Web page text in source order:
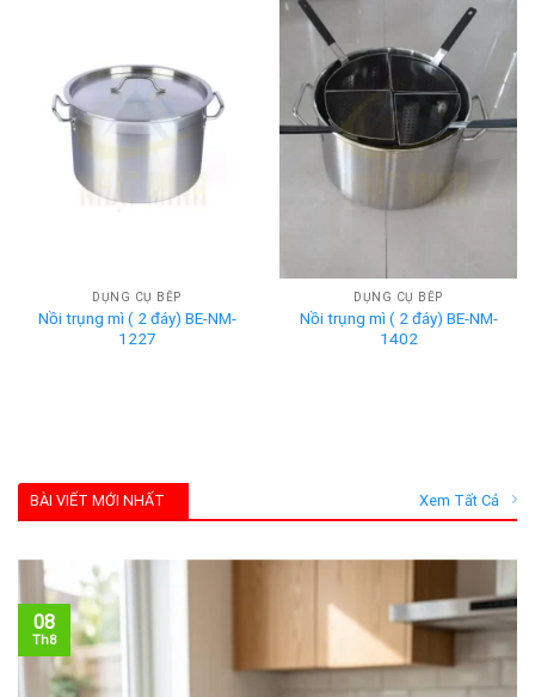
DỤNG CỤ BẾP
Nồi trụng mì ( 2 đáy) BE-NM-
1227
DỤNG CỤ BẾP
Nồi trụng mì ( 2 đáy) BE-NM-
1402
BÀI VIẾT MỚI NHẤT Xem Tất Cả
08
Th8